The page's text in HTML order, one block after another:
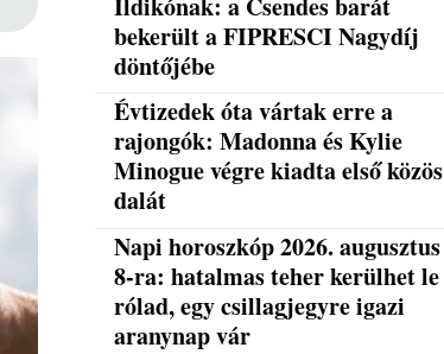
bekerült a FIPRESCI Nagydíj
döntőjébe
Évtizedek óta vártak erre a
rajongók: Madonna és Kylie
Minogue végre kiadta első közös
dalát
Napi horoszkóp 2026. augusztus
8-ra: hatalmas teher kerülhet le
rólad, egy csillagjegyre igazi
aranynap vár